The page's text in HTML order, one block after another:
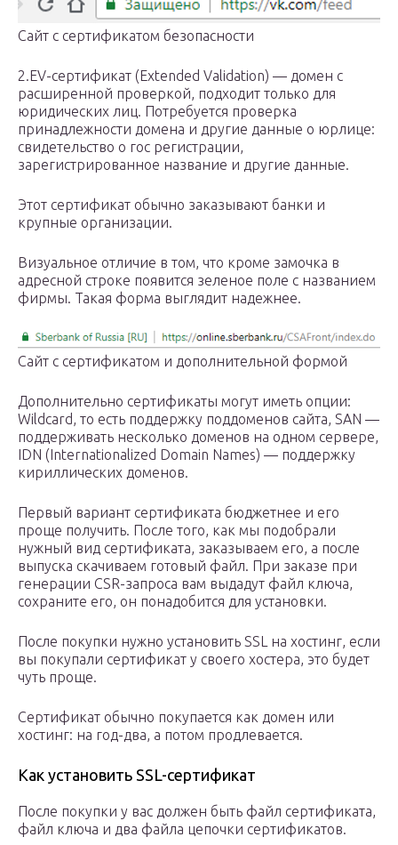
Сайт с сертификатом безопасности
2.EV-сертификат (Extended Validation) — домен с
расширенной проверкой, подходит только для
юридических лиц. Потребуется проверка
принадлежности домена и другие данные о юрлице:
свидетельство о гос регистрации,
зарегистрированное название и другие данные.
Этот сертификат обычно заказывают банки и
крупные организации.
Визуальное отличие в том, что кроме замочка в
адресной строке появится зеленое поле с названием
фирмы. Такая форма выглядит надежнее.
Сайт с сертификатом и дополнительной формой
Дополнительно сертификаты могут иметь опции:
Wildcard, то есть поддержку поддоменов сайта, SAN —
поддерживать несколько доменов на одном сервере,
IDN (Internationalized Domain Names) — поддержку
кириллических доменов.
Первый вариант сертификата бюджетнее и его
проще получить. После того, как мы подобрали
нужный вид сертификата, заказываем его, а после
выпуска скачиваем готовый файл. При заказе при
генерации CSR-запроса вам выдадут файл ключа,
сохраните его, он понадобится для установки.
После покупки нужно установить SSL на хостинг, если
вы покупали сертификат у своего хостера, это будет
чуть проще.
Сертификат обычно покупается как домен или
хостинг: на год-два, а потом продлевается.
Как установить SSL-сертификат
После покупки у вас должен быть файл сертификата,
файл ключа и два файла цепочки сертификатов.